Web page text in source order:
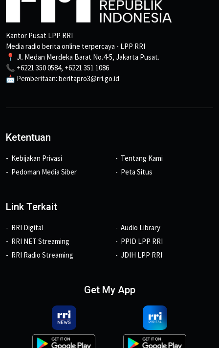
Kantor Pusat LPP RRI
Media radio berita online terpercaya - LPP RRI
📍 Jl. Medan Merdeka Barat No.4-5, Jakarta Pusat.
📞 +6221 350 0584, +6221 351 1086
📩 Pemberitaan: beritapro3@rri.go.id
Ketentuan
Kebijakan Privasi
Pedoman Media Siber
Tentang Kami
Peta Situs
Link Terkait
RRI Digital
RRI NET Streaming
RRI Radio Streaming
Audio Library
PPID LPP RRI
JDIH LPP RRI
Get My App